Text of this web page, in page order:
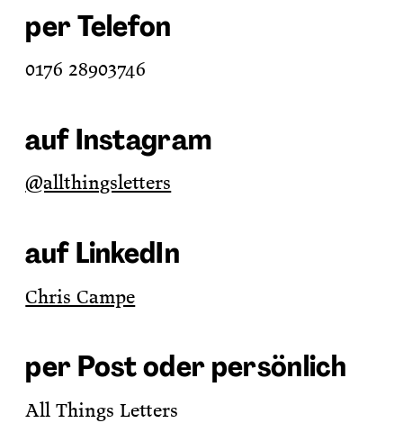
per Telefon
0176 28903746
auf Instagram
@allthingsletters
auf LinkedIn
Chris Campe
per Post oder persönlich
All Things Letters